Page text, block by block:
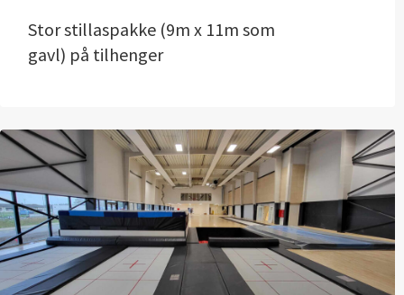
Folder| ©OpenStreetMapbidragydere
Stor stillaspakke (9m x 11m som
gavl) på tilhenger